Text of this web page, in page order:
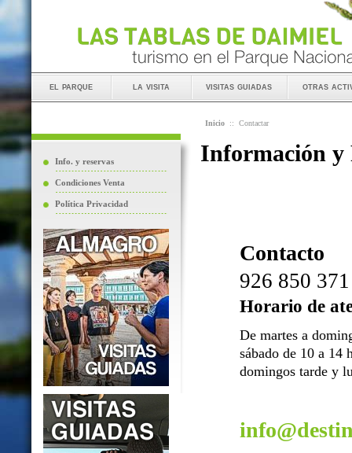
el parque la visita visitas guiadas otras
Info. y reservas
Condiciones Venta
Política Privacidad
Inicio :: Contactar
Información y
Contacto
926 850 371
Horario de
De martes a
sábado de 10 a 14
domingos tarde y